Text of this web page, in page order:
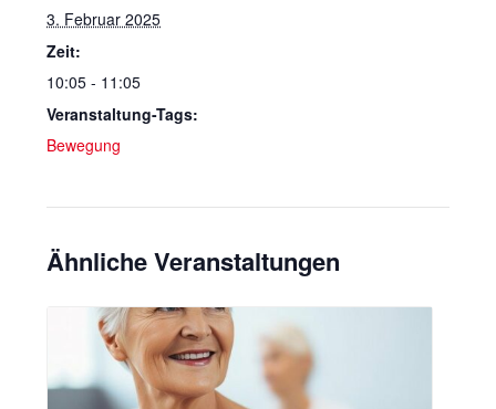
3. Februar 2025
Zeit:
10:05 - 11:05
Veranstaltung-Tags:
Bewegung
Ähnliche Veranstaltungen